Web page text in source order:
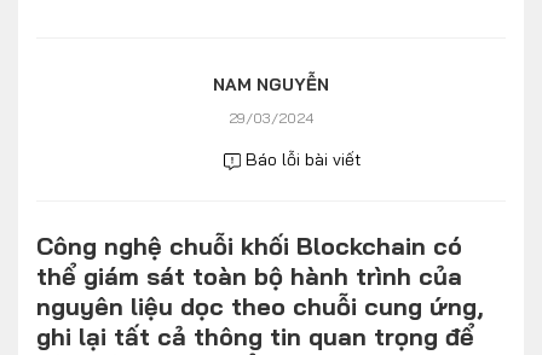
Album ảnh
Video
NAM NGUYỄN
29/03/2024
Báo lỗi bài viết
Công nghệ chuỗi khối Blockchain có
thể giám sát toàn bộ hành trình của
nguyên liệu dọc theo chuỗi cung ứng,
ghi lại tất cả thông tin quan trọng để